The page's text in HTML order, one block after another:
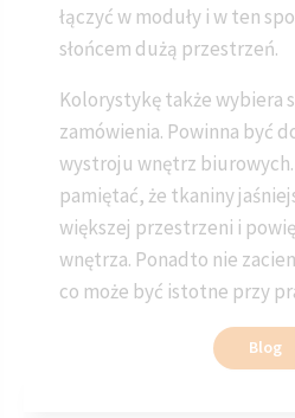
łączyć w moduły i w ten
słońcem dużą przestrzeń.
Kolorystykę także wybiera
zamówienia. Powinna być
wystroju wnętrz
pamiętać, że tkaniny
większej przestrzeni i
wnętrza. Ponadto nie
co może być istotne przy
Blog